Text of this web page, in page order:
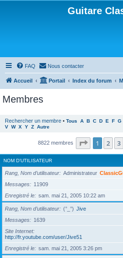
Guitare
FAQ Nous contacter
Accueil Portail Index du forum
Membres
Rechercher un membre • Tous A B C D E F G
V W X Y Z Autre
8822 membres Page 1sur
1 2 3
NOM D’UTILISATEUR
Rang, Nom d’utilisateur Administrateur
Messages
11909
Enregistré le
sam. mai 21, 2005 10:22 am
Rang, Nom d’utilisateur (°_°) Jive
Messages
1639
Site Internet
http://fr.youtube.com/user/Jive51
Enregistré le
sam. mai 21, 2005 3:26 pm